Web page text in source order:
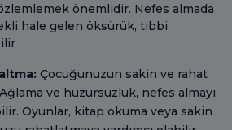
önemlidir. Nefes almada
hale gelen öksürük, tıbbi
Çocuğunuzun sakin ve rahat
Ağlama ve huzursuzluk, nefes almayı
Oyunlar, kitap okuma veya sakin